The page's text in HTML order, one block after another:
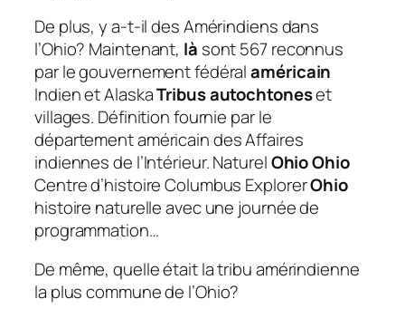
De plus, y a-t-il des Amérindiens dans
l’Ohio? Maintenant, là sont 567 reconnus
par le gouvernement fédéralaméricain
Indien et AlaskaTribus autochtoneset
villages. Définition fournie par le
département américain des Affaires
indiennes de l’Intérieur. NaturelOhio Ohio
Centre d’histoire Columbus ExplorerOhio
histoire naturelle avec une journée de
programmation…
De même, quelle était la tribu amérindienne
la plus commune de l’Ohio?